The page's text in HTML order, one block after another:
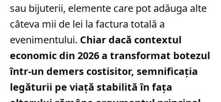
sau bijuterii, elemente care pot adăuga alte
câteva mii de lei la factura totală a
evenimentului. Chiar dacă contextul
economic din 2026 a transformat botezul
într-un demers costisitor, semnificația
legăturii pe viață stabilită în fața